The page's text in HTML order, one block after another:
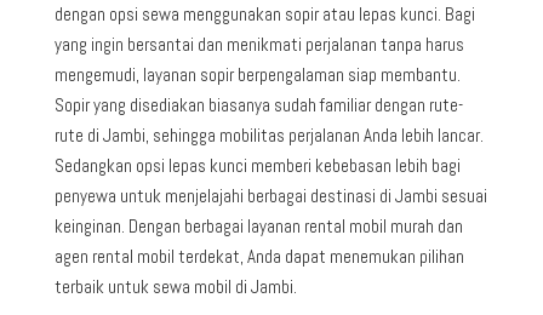
dengan opsi sewa menggunakan sopir atau lepas kunci. Bagi
yang ingin bersantai dan menikmati perjalanan tanpa harus
mengemudi, layanan sopir berpengalaman siap membantu.
Sopir yang disediakan biasanya sudah familiar dengan rute-
rute di Jambi , sehingga mobilitas perjalanan Anda lebih lancar.
Sedangkan opsi lepas kunci memberi kebebasan lebih bagi
penyewa untuk menjelajahi berbagai destinasi di Jambi sesuai
keinginan. Dengan berbagai layanan rental mobil murah dan
agen rental mobil terdekat, Anda dapat menemukan pilihan
terbaik untuk sewa mobil di Jambi